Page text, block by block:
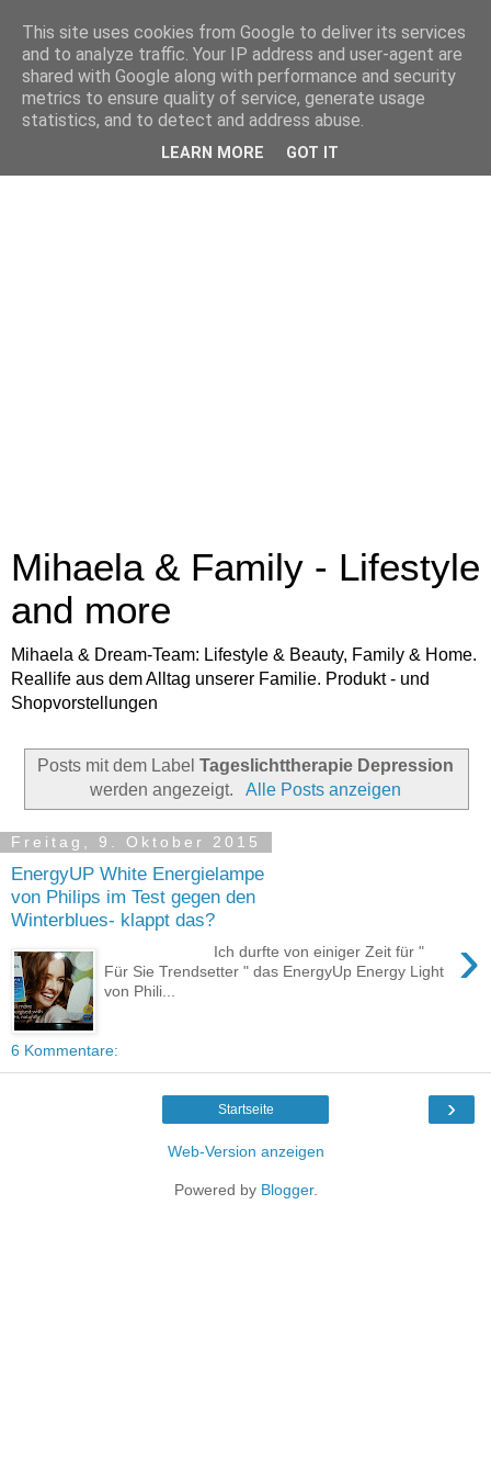
Mihaela & Family - Lifestyle
and more
Mihaela & Dream-Team: Lifestyle & Beauty, Family & Home.
Reallife aus dem Alltag unserer Familie. Produkt - und
Shopvorstellungen
Posts mit dem Label Tageslichttherapie Depression
werden angezeigt.
Alle Posts anzeigen
Freitag, 9. Oktober 2015
EnergyUP White Energielampe
von Philips im Test gegen den
Winterblues- klappt das?
›
Ich durfte von einiger Zeit für "
Für Sie Trendsetter " das EnergyUp Energy Light
von Phili...
6 Kommentare:
›
Startseite
Web-Version anzeigen
Powered by Blogger.
This site uses cookies from Google to deliver its services
and to analyze traffic. Your IP address and user-agent are
shared with Google along with performance and security
metrics to ensure quality of service, generate usage
statistics, and to detect and address abuse.
LEARN MORE GOT IT